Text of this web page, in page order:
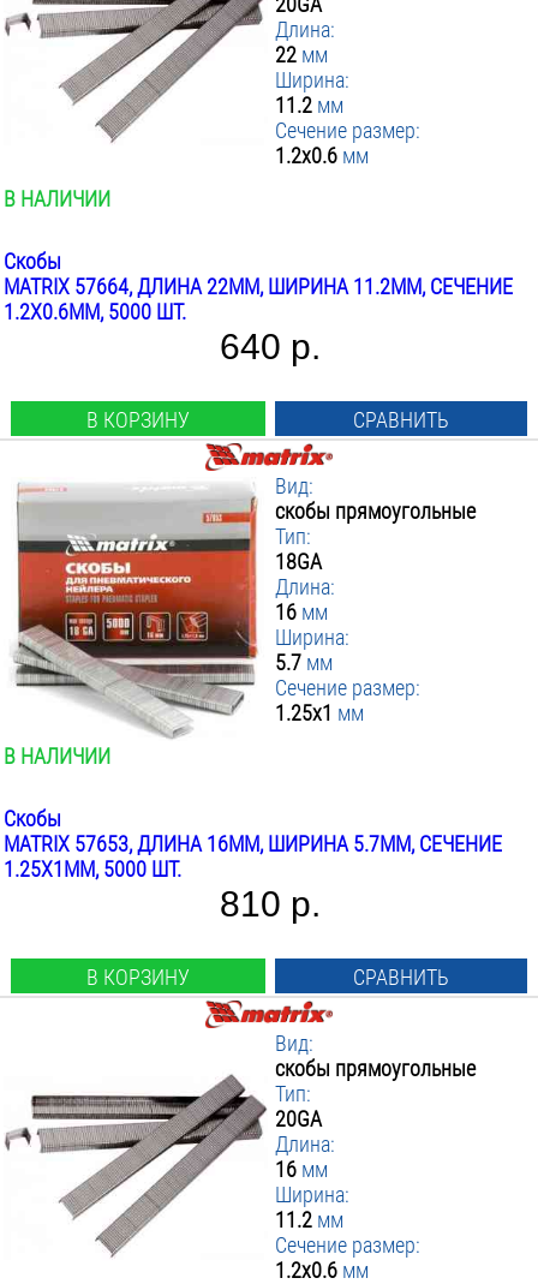
Длина:
22 мм
Ширина:
11.2 мм
Сечение размер:
1.2x0.6 мм
В НАЛИЧИИ
Скобы
MATRIX 57664, ДЛИНА 22ММ, ШИРИНА 11.2ММ, СЕЧЕНИЕ
1.2X0.6ММ, 5000 ШТ.
640 р.
В КОРЗИНУ СРАВНИТЬ
Вид:
скобы прямоугольные
Тип:
18GA
Длина:
16 мм
Ширина:
5.7 мм
Сечение размер:
1.25x1 мм
В НАЛИЧИИ
Скобы
MATRIX 57653, ДЛИНА 16ММ, ШИРИНА 5.7ММ, СЕЧЕНИЕ
1.25X1ММ, 5000 ШТ.
810 р.
В КОРЗИНУ СРАВНИТЬ
Вид:
скобы прямоугольные
Тип:
20GA
Длина:
16 мм
Ширина:
11.2 мм
Сечение размер:
1.2x0.6 мм